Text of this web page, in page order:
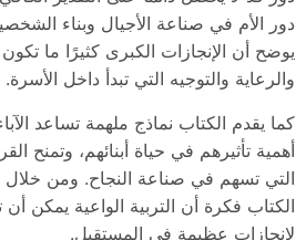
دور الأم في صناعة الأجيال وبناء
يوضح أن الإنجازات الكبرى كثيرًا ما
والرعاية والتوجيه التي تبدأ داخل الأسرة.
كما يقدم الكتاب نماذج ملهمة تساعد
أهمية تأثيرهم في حياة أبنائهم، وتمنح
التي تسهم في صناعة النجاح. ومن
الكتاب فكرة أن التربية الواعية يمكن أن
لإنجازات عظيمة في المستقبل.